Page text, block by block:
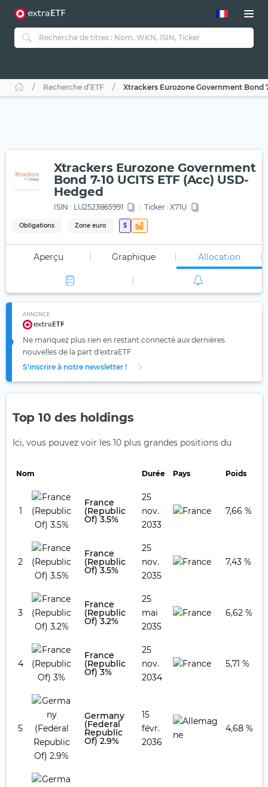
Recherche d’ETF Xtrackers Eurozone Government Bond
Xtrackers Eurozone Government
Bond 7-10 UCITS ETF (Acc) USD-
Hedged
ISIN : LU2523865991 Ticker : X71U
Obligations Zone euro $
Aperçu Graphique Allocation
ANNONCE
Ne manquez plus rien en restant connecté aux dernières
nouvelles de la part d'extraETF .
S'inscrire à notre newsletter !
Top 10 des holdings
Ici, vous pouvez voir les 10 plus grandes positions du
Nom Durée Pays Poids
1
France
(Republic
Of) 3.5%
25
nov.
2033
7,66 %
2
France
(Republic
Of) 3.5%
25
nov.
2035
7,43 %
3
France
(Republic
Of) 3.2%
25
mai
2035
6,62 %
4
France
(Republic
Of) 3%
25
nov.
2034
5,71 %
5
Germany
(Federal
Republic
Of) 2.9%
15
févr.
2036
4,68 %